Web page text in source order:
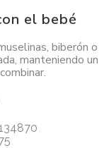
el bebé
biberón o
manteniendo un